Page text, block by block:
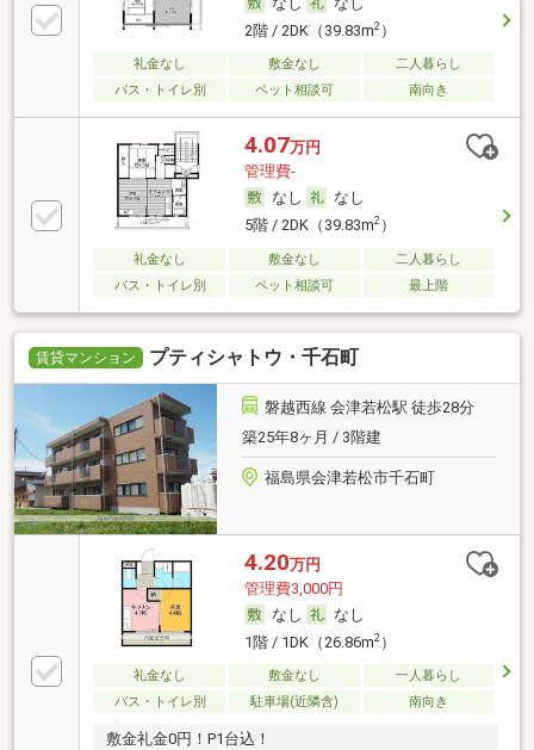
2階 / 2DK（39.83m2）
礼金なし 敷金なし
二人暮らし
バス・トイレ別
ペット相談可 南向き
4.07万円
管理費-
なし
なし
5階 / 2DK（39.83m2）
礼金なし 敷金なし
二人暮らし
バス・トイレ別
ペット相談可 最上階
賃貸マンション プティシャトウ・千石町
磐越西線 会津若松駅 徒歩28分
築25年8ヶ月 / 3階建
福島県会津若松市千石町
4.20万円
管理費3,000円
なし
なし
1階 / 1DK（26.86m2）
礼金なし 敷金なし
一人暮らし
バス・トイレ別
駐車場(近隣含) 南向き
敷金礼金0円！P1台込！